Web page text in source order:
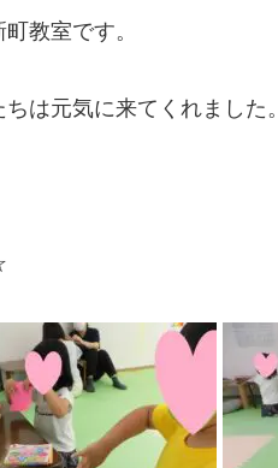
教室です。
は元気に来てくれました。